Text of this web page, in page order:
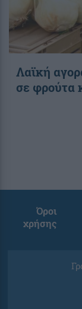
Λαϊκή
σε φρούτα
Όροι
χρήσης